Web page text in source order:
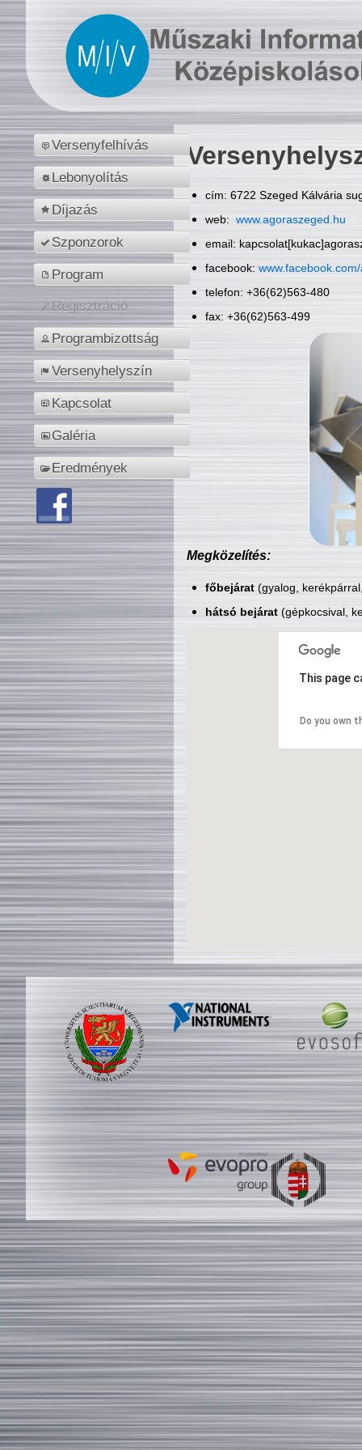
Versenyfelhívás
Lebonyolítás
Díjazás
Szponzorok
Program
Regisztráció
Programbizottság
Versenyhelyszín
Kapcsolat
Galéria
Eredmények
cím: 6722 Szeged Kálvária
web: www.agoraszeged.hu
email:
facebook:
telefon: +36(62)563-480
fax: +36(62)563-499
Megközelítés:
főbejárat(gyalog,
hátsó bejárat(gépkocsival,
This page
Do you own